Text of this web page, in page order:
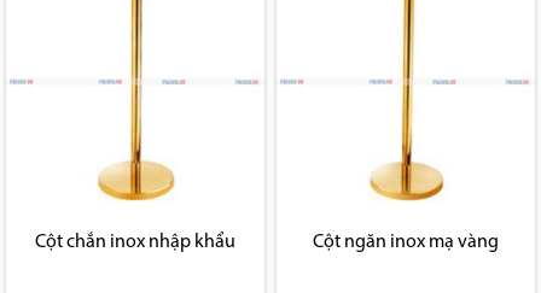
Cột chắn inox nhập khẩu Cột ngăn inox mạ vàng